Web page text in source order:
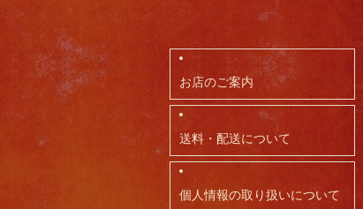
お店のご案内
送料・配送について
個人情報の取り扱いについて